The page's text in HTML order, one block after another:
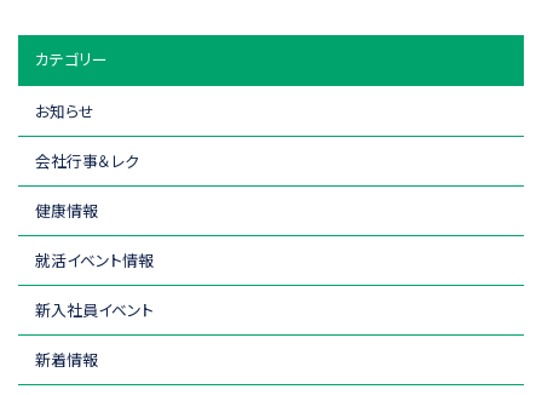
カテゴリー
お知らせ
会社行事＆レク
健康情報
就活イベント情報
新入社員イベント
新着情報